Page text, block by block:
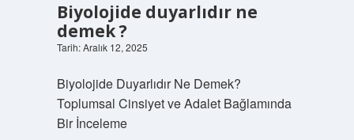
Biyolojide duyarlıdır ne
demek ?
Tarih: Aralık 12, 2025
Biyolojide Duyarlıdır Ne Demek?
Toplumsal Cinsiyet ve Adalet Bağlamında
Bir İnceleme